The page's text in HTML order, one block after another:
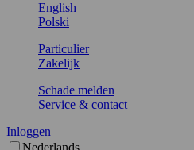
English
Polski
Particulier
Zakelijk
Schade melden
Service & contact
Inloggen
Nederlands